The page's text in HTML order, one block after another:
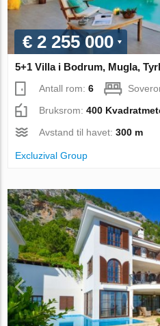
€ 2 255 000
5+1 Villa i Bodrum, Mugla,
Antall rom:6
Bruksrom:400
Avstand til havet:300 m
Excluzival Group